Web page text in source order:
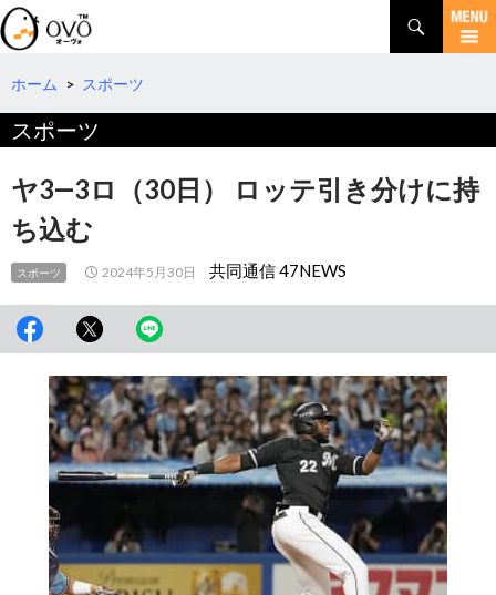
検
索
コ
テ
へ
ホーム > スポーツ
スポーツ
ヤ3―3ロ（30日） ロッテ引き分けに持
ち込む
スポーツ 2024年5月30日 共同通信 47NEWS